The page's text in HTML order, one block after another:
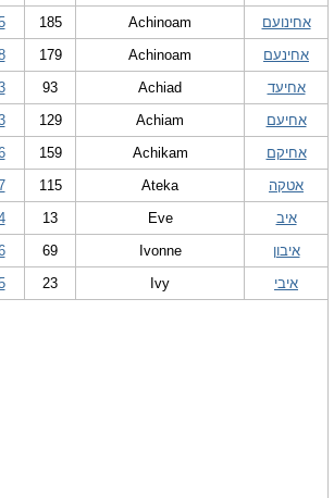
אחינועם
Achinoam
185
אחינעם
Achinoam
179
אחיעד
Achiad
93
אחיעם
Achiam
129
אחיקם
Achikam
159
אטקה
Ateka
115
איב
Eve
13
איבון
Ivonne
69
איבי
Ivy
23